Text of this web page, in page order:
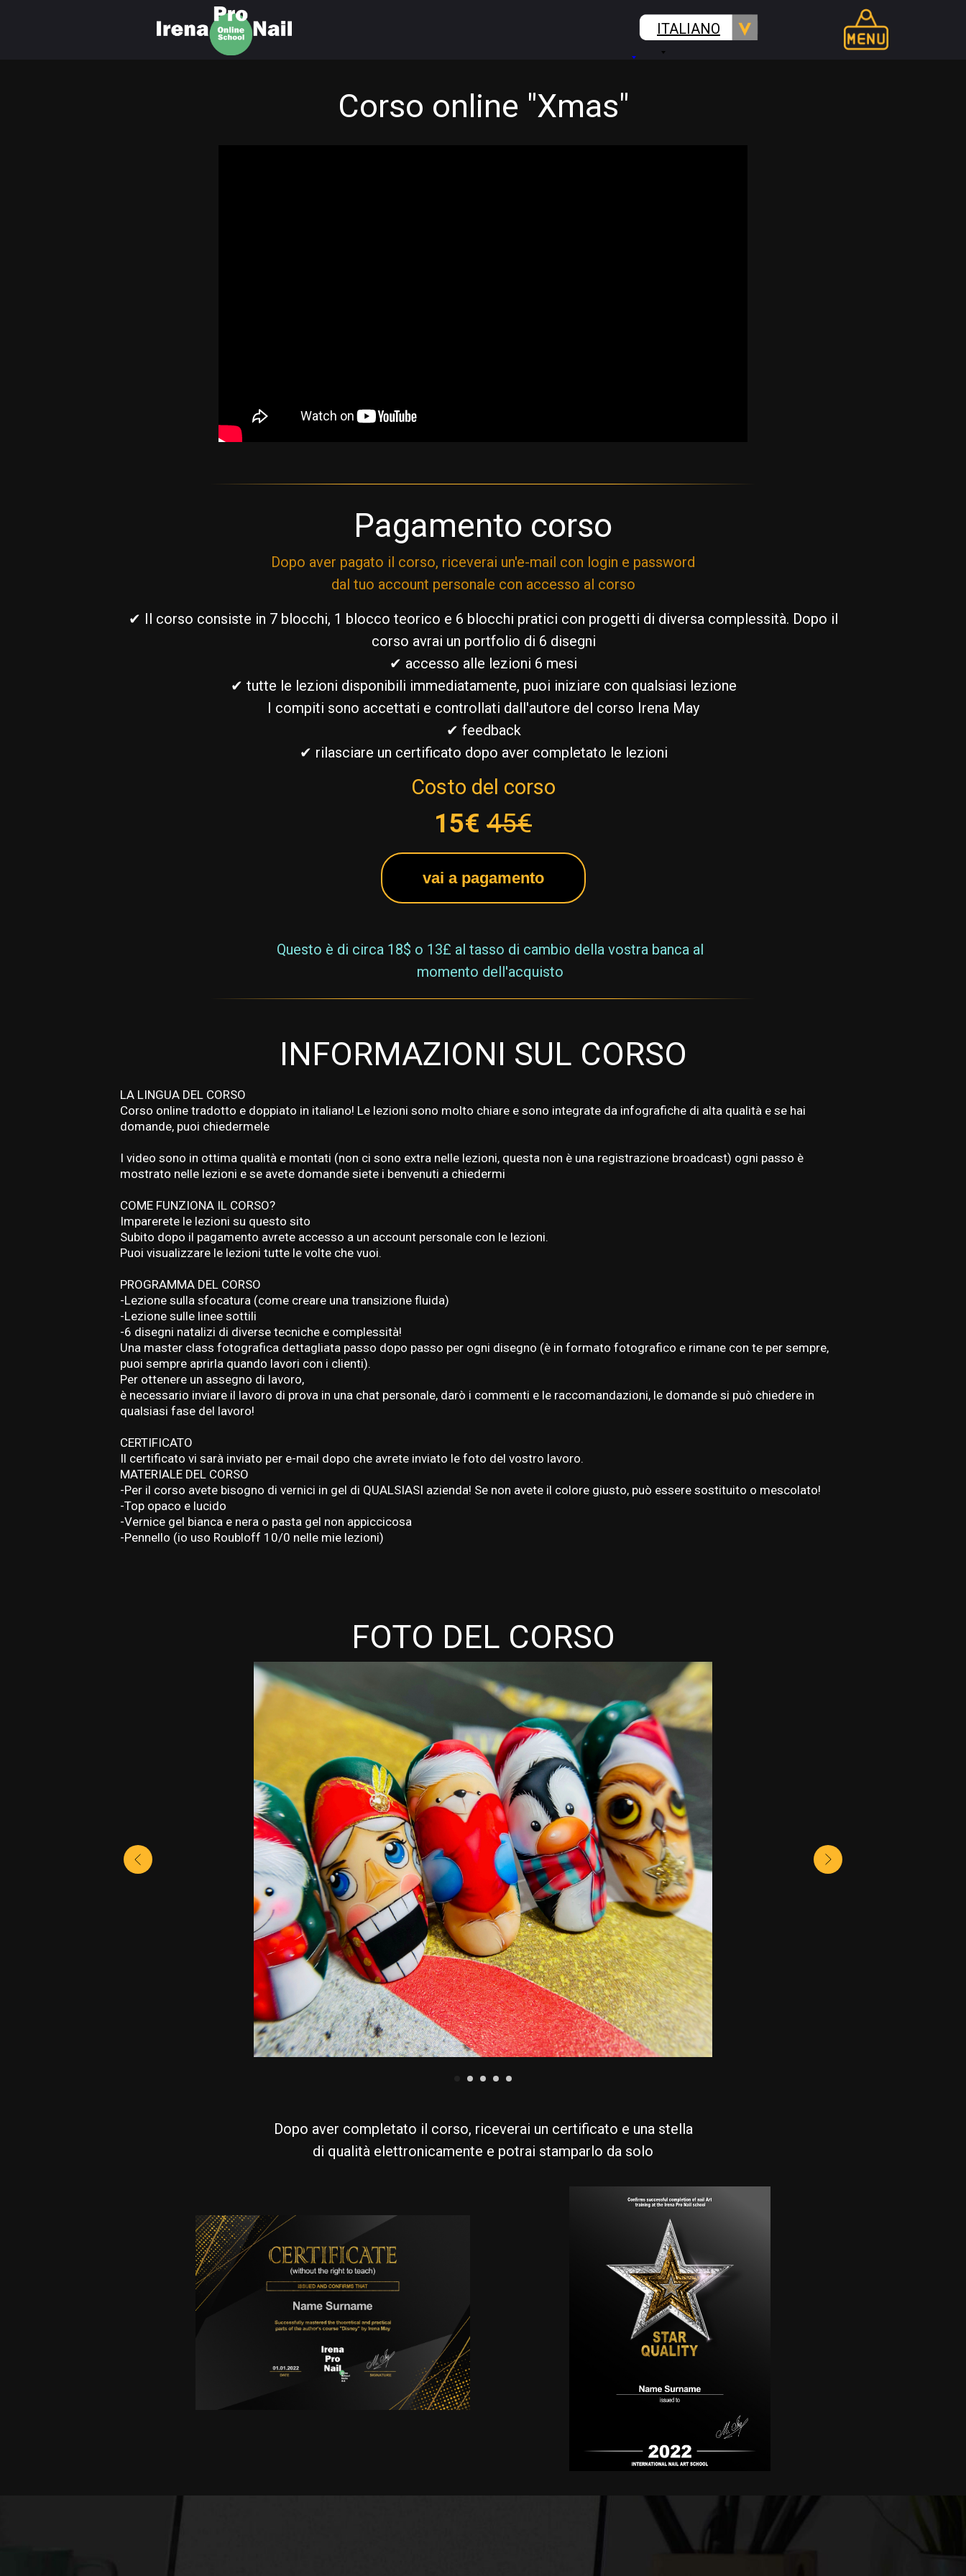
ITALIANO
Corso online "Xmas"
✔ Il corso consiste in 7 blocchi, 1 blocco teorico e 6 blocchi pratici con progetti di diversa complessità. Dopo il
corso avrai un portfolio di 6 disegni
✔ accesso alle lezioni 6 mesi
✔ tutte le lezioni disponibili immediatamente, puoi iniziare con qualsiasi lezione
I compiti sono accettati e controllati dall'autore del corso Irena May
✔ feedback
✔ rilasciare un certificato dopo aver completato le lezioni
Pagamento corso
Dopo aver pagato il corso, riceverai un'e-mail con login e password
dal tuo account personale con accesso al corso
Costo del corso
15€ 45€
vai a pagamento
Questo è di circa 18$ o 13£ al tasso di cambio della vostra banca al
momento dell'acquisto
LA LINGUA DEL CORSO
Corso online tradotto e doppiato in italiano! Le lezioni sono molto chiare e sono integrate da infografiche di alta qualità e se hai
domande, puoi chiedermele
I video sono in ottima qualità e montati (non ci sono extra nelle lezioni, questa non è una registrazione broadcast) ogni passo è
mostrato nelle lezioni e se avete domande siete i benvenuti a chiedermi
COME FUNZIONA IL CORSO?
Imparerete le lezioni su questo sito
Subito dopo il pagamento avrete accesso a un account personale con le lezioni.
Puoi visualizzare le lezioni tutte le volte che vuoi.
PROGRAMMA DEL CORSO
-Lezione sulla sfocatura (come creare una transizione fluida)
-Lezione sulle linee sottili
-6 disegni natalizi di diverse tecniche e complessità!
Una master class fotografica dettagliata passo dopo passo per ogni disegno (è in formato fotografico e rimane con te per sempre,
puoi sempre aprirla quando lavori con i clienti).
Per ottenere un assegno di lavoro,
è necessario inviare il lavoro di prova in una chat personale, darò i commenti e le raccomandazioni, le domande si può chiedere in
qualsiasi fase del lavoro!
CERTIFICATO
Il certificato vi sarà inviato per e-mail dopo che avrete inviato le foto del vostro lavoro.
MATERIALE DEL CORSO
-Per il corso avete bisogno di vernici in gel di QUALSIASI azienda! Se non avete il colore giusto, può essere sostituito o mescolato!
-Top opaco e lucido
-Vernice gel bianca e nera o pasta gel non appiccicosa
-Pennello (io uso Roubloff 10/0 nelle mie lezioni)
FOTO DEL CORSO
INFORMAZIONI SUL CORSO
Dopo aver completato il corso, riceverai un certificato e una stella
di qualità elettronicamente e potrai stamparlo da solo